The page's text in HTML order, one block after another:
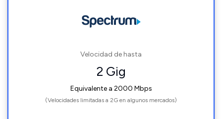
Velocidad de hasta
2 Gig
Equivalente a 2000 Mbps
(Velocidades limitadas a 2G en algunos mercados)